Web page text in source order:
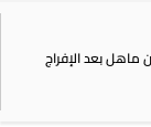
بعد الإفراج